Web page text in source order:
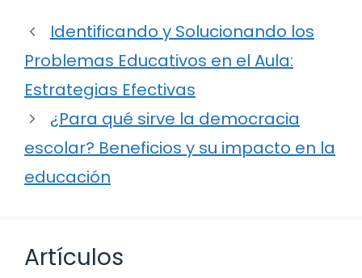
Identificando y Solucionando los
Problemas Educativos en el Aula:
Estrategias Efectivas
¿Para qué sirve la democracia
escolar? Beneficios y su impacto en la
educación
Artículos